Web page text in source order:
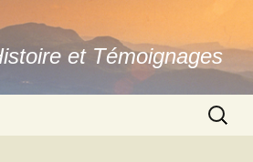
et Témoignages